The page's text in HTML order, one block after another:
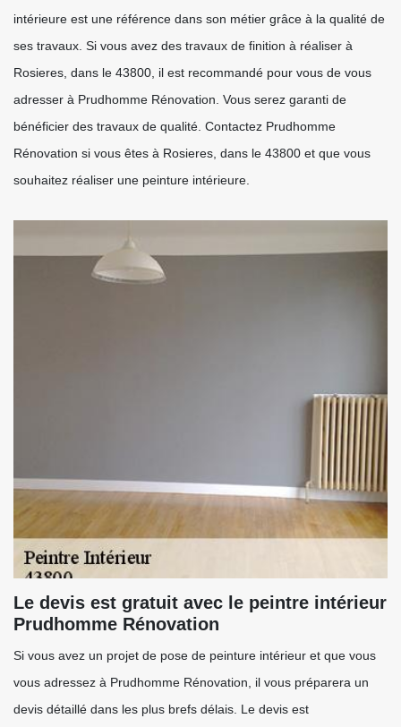
intérieure est une référence dans son métier grâce à la qualité de
ses travaux. Si vous avez des travaux de finition à réaliser à
Rosieres, dans le 43800, il est recommandé pour vous de vous
adresser à Prudhomme Rénovation. Vous serez garanti de
bénéficier des travaux de qualité. Contactez Prudhomme
Rénovation si vous êtes à Rosieres, dans le 43800 et que vous
souhaitez réaliser une peinture intérieure.
Le devis est gratuit avec le peintre intérieur
Prudhomme Rénovation
Si vous avez un projet de pose de peinture intérieur et que vous
vous adressez à Prudhomme Rénovation, il vous préparera un
devis détaillé dans les plus brefs délais. Le devis est